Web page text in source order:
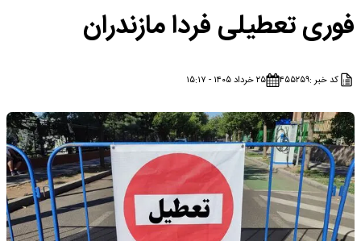
فوری تعطیلی فردا مازندران
کد خبر :۴۵۵۲۵۹ ۲۵ خرداد ۱۴۰۵ - ۱۵:۱۷